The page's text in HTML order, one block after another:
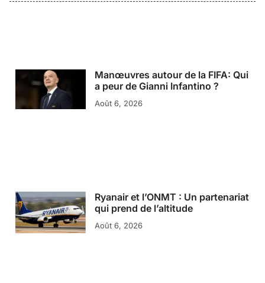
Manœuvres autour de la FIFA: Qui
a peur de Gianni Infantino ?
Août 6, 2026
Ryanair et l’ONMT : Un partenariat
qui prend de l’altitude
Août 6, 2026